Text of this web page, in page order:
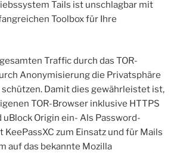
Tails ist unschlagbar mit
Toolbox für Ihre
Traffic durch das TOR-
Anonymisierung die Privatsphäre
schützen. Damit dies gewährleistet ist,
TOR-Browser inklusive HTTPS
uBlock Origin ein- Als Password-
KeePassXC zum Einsatz und für Mails
auf das bekannte Mozilla